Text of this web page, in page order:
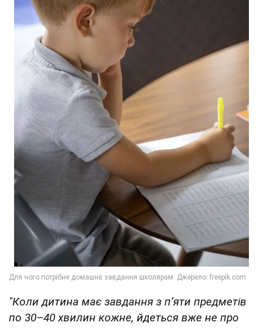
"Коли дитина має завдання з п’яти предметів
по 30–40 хвилин кожне, йдеться вже не про